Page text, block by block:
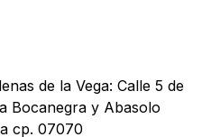
de la Vega: Calle 5 de
Bocanegra y Abasolo
cp. 07070